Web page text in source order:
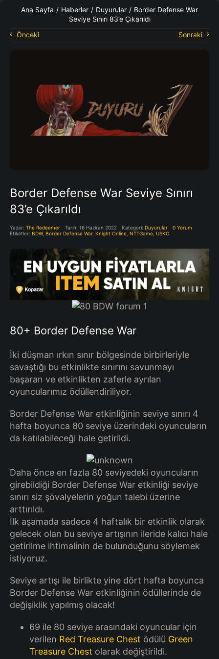
KO Rehberleri
Ana Sayfa / Haberler / Duyurular / Border Defense War
Seviye Sınırı 83’e Çıkarıldı
Önceki
Sonraki
Border Defense War Seviye Sınırı
83’e Çıkarıldı
Yazar: The Redeemer Tarih: 16 Haziran 2022 Kategori: Duyurular
0 Yorum
Etiketler: BDW, Border Defense War, Knight Online NTTGame USKO
80+ Border Defense War
İki düşman ırkın sınır bölgesinde birbirleriyle
savaştığı bu etkinlikte sınırını savunmayı
başaran ve etkinlikten zaferle ayrılan
oyuncularımız ödüllendiriliyor.
Border Defense War etkinliğinin seviye sınırı 4
hafta boyunca 80 seviye üzerindeki oyuncuların
da katılabileceği hale getirildi.
Daha önce en fazla 80 seviyedeki oyuncuların
girebildiği Border Defense War etkinliği seviye
sınırı siz şövalyelerin yoğun talebi üzerine
arttırıldı.
İlk aşamada sadece 4 haftalık bir etkinlik olarak
gelecek olan bu seviye artışının ileride kalıcı hale
getirilme ihtimalinin de bulunduğunu söylemek
istiyoruz.
Seviye artışı ile birlikte yine dört hafta boyunca
Border Defense War etkinliğinin ödüllerinde de
değişiklik yapılmış olacak!
69 ile 80 seviye arasındaki oyuncular için
verilen Red Treasure Chest ödülü Green
Treasure Chest olarak değiştirildi.